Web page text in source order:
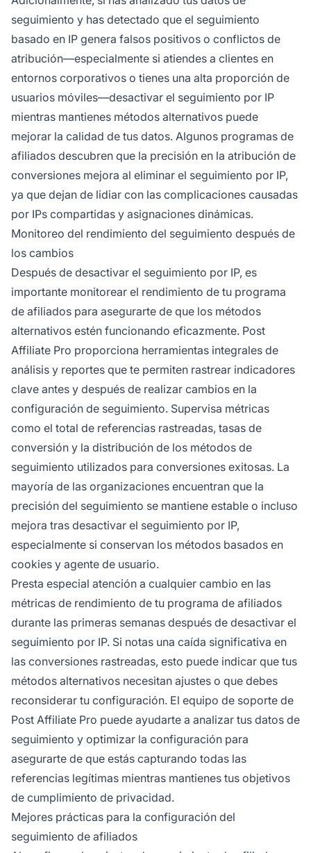
seguimiento y has detectado que el seguimiento
basado en IP genera falsos positivos o conflictos de
atribución—especialmente si atiendes a clientes en
entornos corporativos o tienes una alta proporción de
usuarios móviles—desactivar el seguimiento por IP
mientras mantienes métodos alternativos puede
mejorar la calidad de tus datos. Algunos programas de
afiliados descubren que la precisión en la atribución de
conversiones mejora al eliminar el seguimiento por IP,
ya que dejan de lidiar con las complicaciones causadas
por IPs compartidas y asignaciones dinámicas.
Monitoreo del rendimiento del seguimiento después de
los cambios
Después de desactivar el seguimiento por IP, es
importante monitorear el rendimiento de tu programa
de afiliados para asegurarte de que los métodos
alternativos estén funcionando eficazmente. Post
Affiliate Pro proporciona herramientas integrales de
análisis y reportes que te permiten rastrear indicadores
clave antes y después de realizar cambios en la
configuración de seguimiento. Supervisa métricas
como el total de referencias rastreadas, tasas de
conversión y la distribución de los métodos de
seguimiento utilizados para conversiones exitosas. La
mayoría de las organizaciones encuentran que la
precisión del seguimiento se mantiene estable o incluso
mejora tras desactivar el seguimiento por IP,
especialmente si conservan los métodos basados en
cookies y agente de usuario.
Presta especial atención a cualquier cambio en las
métricas de rendimiento de tu programa de afiliados
durante las primeras semanas después de desactivar el
seguimiento por IP. Si notas una caída significativa en
las conversiones rastreadas, esto puede indicar que tus
métodos alternativos necesitan ajustes o que debes
reconsiderar tu configuración. El equipo de soporte de
Post Affiliate Pro puede ayudarte a analizar tus datos de
seguimiento y optimizar la configuración para
asegurarte de que estás capturando todas las
referencias legítimas mientras mantienes tus objetivos
de cumplimiento de privacidad.
Mejores prácticas para la configuración del
seguimiento de afiliados